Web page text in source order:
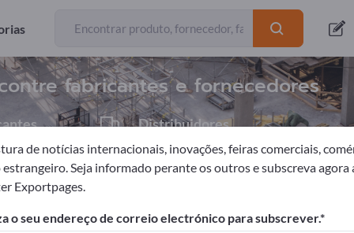
fabricantes e fornecedores
Distribuidores
1
Exportadores
11
de notícias internacionais, inovações, feiras comerciais,
estrangeiro. Seja informado perante os outros e subscreva agora
Exportpages.
o seu endereço de correio electrónico para subscrever.